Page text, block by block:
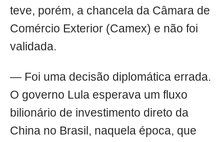
teve, porém, a chancela da Câmara de
Comércio Exterior (Camex) e não foi
validada.
— Foi uma decisão diplomática errada.
O governo Lula esperava um fluxo
bilionário de investimento direto da
China no Brasil, naquela época, que